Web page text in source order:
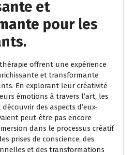
et
pour les
offrent une expérience
et transformante
En explorant leur créativité
émotions à travers l’art, les
des aspects d’eux-
peut-être pas encore
dans le processus créatif
prises de conscience, des
et des transformations